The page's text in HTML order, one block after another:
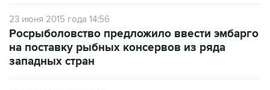
на поставку рыбных консервов из ряда
западных стран
28 мая 2015 года 19:29